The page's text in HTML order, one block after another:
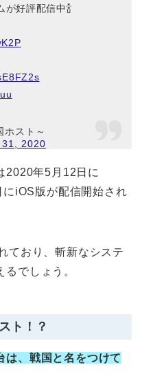
好評配信中🍾
スト～
2020
2020年5月12日に
iOS版が配信開始され
ており、斬新なシステ
でしょう。
ト！？
は、戦国と名をつけて